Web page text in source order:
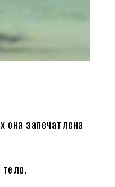
она запечатлена